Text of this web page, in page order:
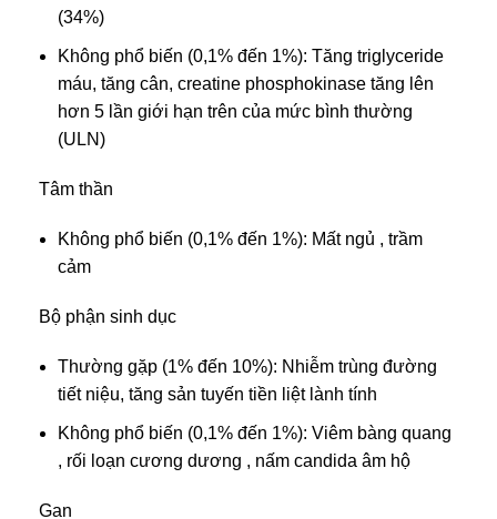
(34%)
Không phổ biến (0,1% đến 1%): Tăng triglyceride
máu, tăng cân, creatine phosphokinase tăng lên
hơn 5 lần giới hạn trên của mức bình thường
(ULN)
Tâm thần
Không phổ biến (0,1% đến 1%): Mất ngủ , trầm
cảm
Bộ phận sinh dục
Thường gặp (1% đến 10%): Nhiễm trùng đường
tiết niệu, tăng sản tuyến tiền liệt lành tính
Không phổ biến (0,1% đến 1%): Viêm bàng quang
, rối loạn cương dương , nấm candida âm hộ
Gan